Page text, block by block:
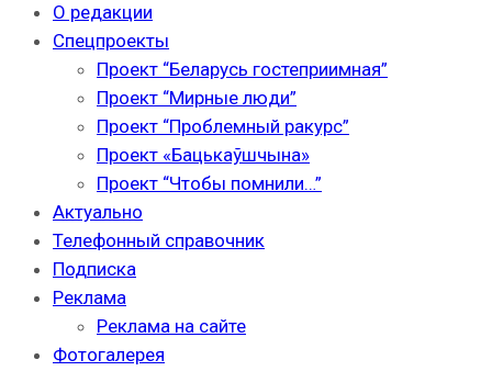
О редакции
Спецпроекты
Проект “Беларусь гостеприимная”
Проект “Мирные люди”
Проект “Проблемный ракурс”
Проект «Бацькаўшчына»
Проект “Чтобы помнили…”
Актуально
Телефонный справочник
Подписка
Реклама
Реклама на сайте
Фотогалерея